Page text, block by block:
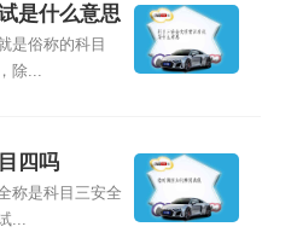
是什么意思
是俗称的科目
除...
四吗
称是科目三安全
...